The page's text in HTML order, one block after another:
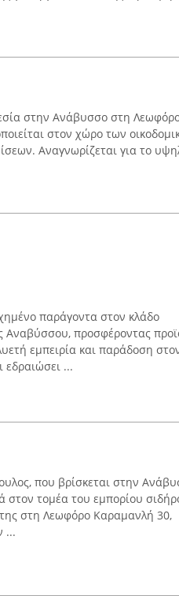
στην Ανάβυσσο στη
στον χώρο των
Αναγνωρίζεται για το
παράγοντα στον κλάδο
Αναβύσσου, προσφέροντας
εμπειρία και παράδοση
εδραιώσει ...
που βρίσκεται στην
στον τομέα του εμπορίου
στη Λεωφόρο Καραμανλή 30,
...